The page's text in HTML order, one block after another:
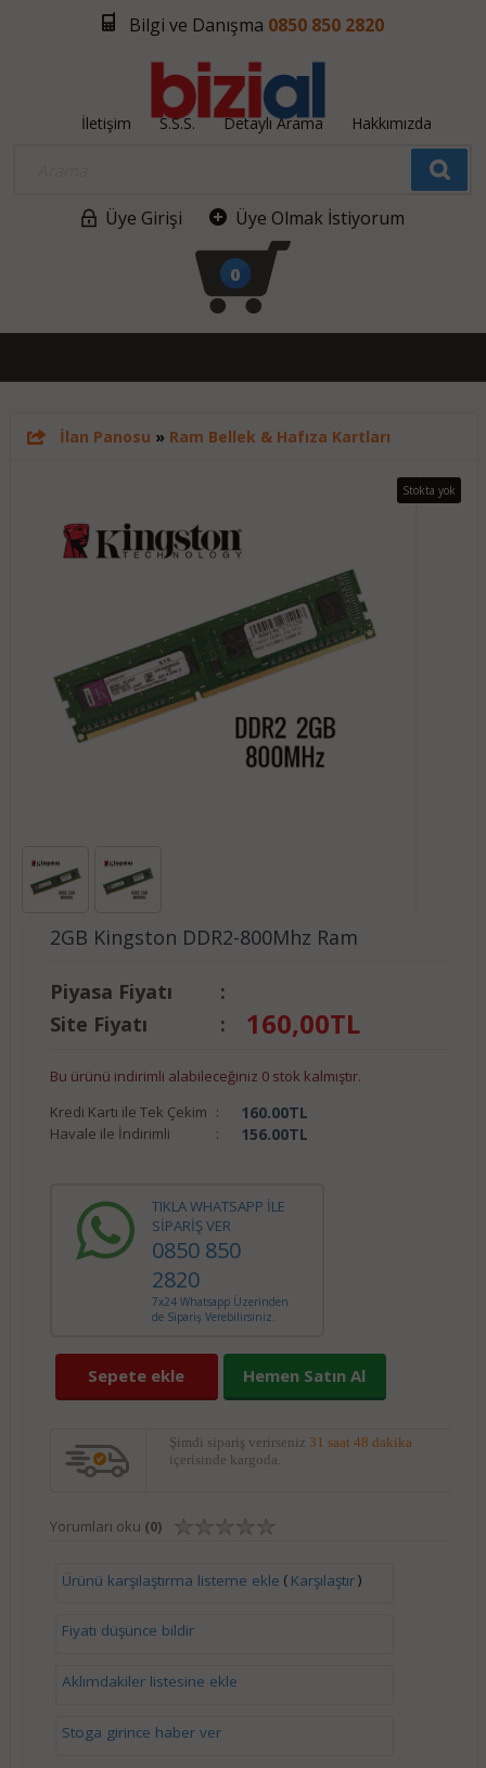
Bilgi ve Danışma 0850 850 2820
İletişim S.S.S. Detaylı Arama Hakkımızda
Üye Girişi Üye Olmak İstiyorum
0
İlan Panosu » Ram Bellek & Hafıza Kartları
Stokta yok
2GB Kingston DDR2-800Mhz Ram
Piyasa Fiyatı
:
Site Fiyatı
: 160,00TL
Bu ürünü indirimli alabileceğiniz 0 stok kalmıştır.
Kredi Kartı ile Tek Çekim : 160.00TL
Havale ile İndirimli : 156.00TL
TIKLA WHATSAPP İLE
SİPARİŞ VER
0850 850
2820
7x24 Whatsapp Üzerinden
de Sipariş Verebilirsiniz.
Sepete ekle Hemen Satın Al
Şimdi sipariş verirseniz 31 saat 48 dakika
içerisinde kargoda.
Yorumları oku (0)
Ürünü karşılaştırma listeme ekle ( Karşılaştır)
Fiyatı düşünce bildir
Aklımdakiler listesine ekle
Stoga girince haber ver